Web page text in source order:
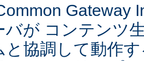
Gateway
バが コンテンツ
と協調して動作